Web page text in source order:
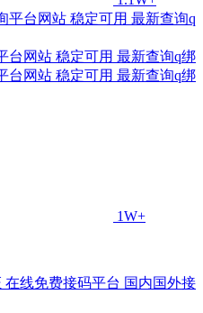
台网站 稳定可用 最新查询q绑
台网站 稳定可用 最新查询q绑
1W+
线免费接码平台 国内国外接